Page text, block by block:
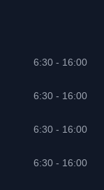
6:30 - 16:00
6:30 - 16:00
6:30 - 16:00
6:30 - 16:00